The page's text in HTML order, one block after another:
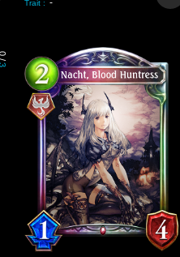
Trait : -
0
/
3